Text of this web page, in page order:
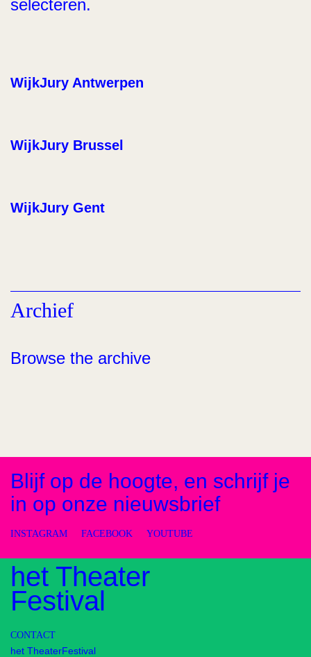
selecteren.
WijkJury Antwerpen
WijkJury Brussel
WijkJury Gent
Archief
Browse the archive
Blijf op de hoogte, en schrijf je
in op onze nieuwsbrief
INSTAGRAM FACEBOOK YOUTUBE
het Theater
Festival
CONTACT
het TheaterFestival